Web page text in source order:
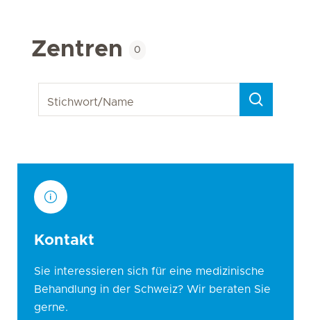
Zentren 0
Kontakt
Sie interessieren sich für eine medizinische
Behandlung in der Schweiz? Wir beraten Sie
gerne.